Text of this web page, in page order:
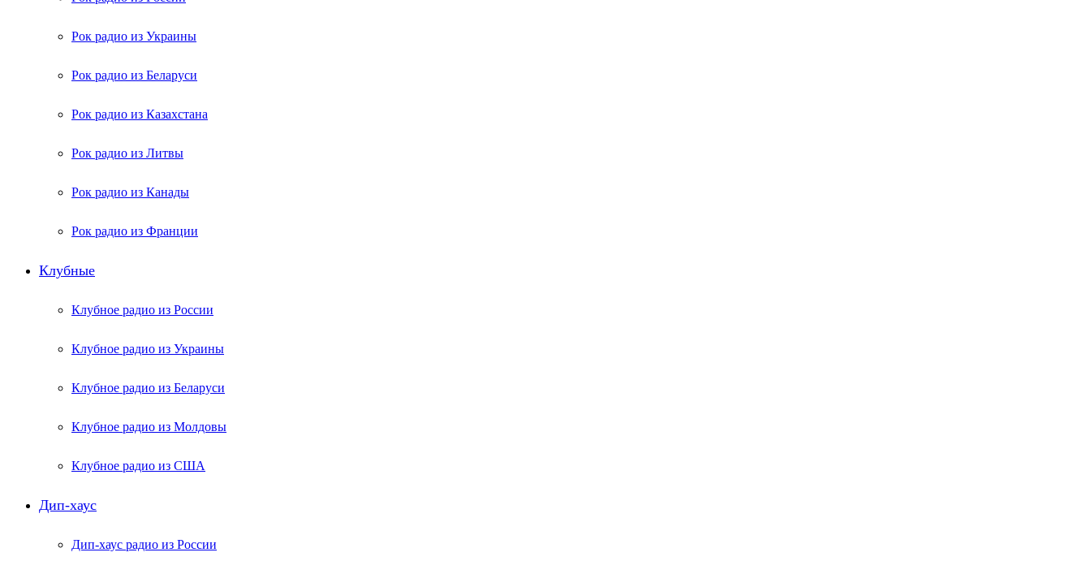
Рок радио из Украины
Рок радио из Беларуси
Рок радио из Казахстана
Рок радио из Литвы
Рок радио из Канады
Рок радио из Франции
Клубные
Клубное радио из России
Клубное радио из Украины
Клубное радио из Беларуси
Клубное радио из Молдовы
Клубное радио из США
Дип-хаус
Дип-хаус радио из России